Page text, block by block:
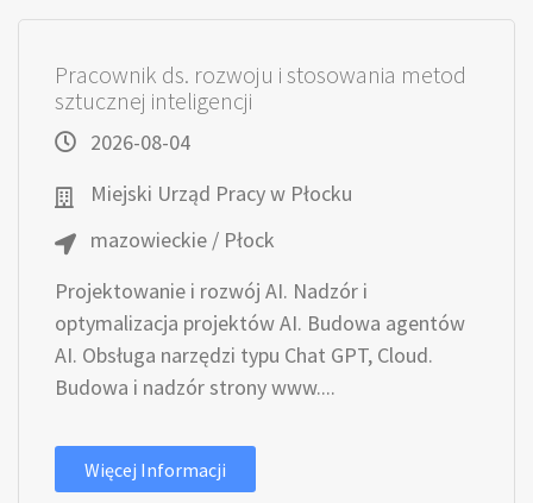
Pracownik ds. rozwoju i stosowania metod
sztucznej inteligencji
2026-08-04
Miejski Urząd Pracy w Płocku
mazowieckie / Płock
Projektowanie i rozwój AI. Nadzór i
optymalizacja projektów AI. Budowa agentów
AI. Obsługa narzędzi typu Chat GPT, Cloud.
Budowa i nadzór strony www....
Więcej Informacji